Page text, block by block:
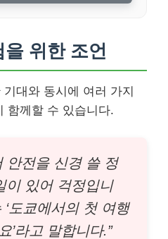
위한 조언
대와 동시에 여러 가지
함께할 수 있습니다.
안전을 신경 쓸 정
이 있어 걱정입니
도쿄에서의 첫 여행
’라고 말합니다.”